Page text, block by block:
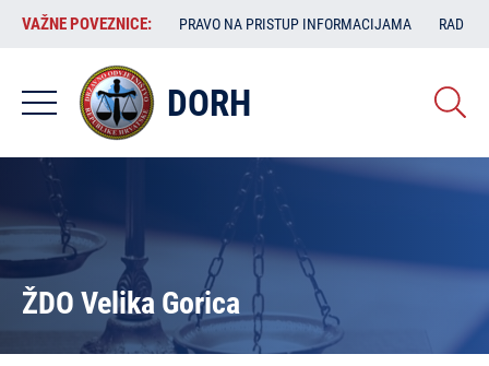
Skoči
sadržaj
VAŽNE
POVEZNICE:
VAŽNE POVEZNICE: PRAVO NA PRISTUP INFORMACIJAMA RAD
DORH
ŽDO Velika Gorica